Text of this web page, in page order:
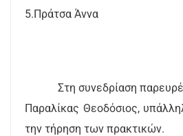
5.Πράτσα Άννα
Στη συνεδρίαση
Παραλίκας Θεοδόσιος,
την τήρηση των πρακτικών.